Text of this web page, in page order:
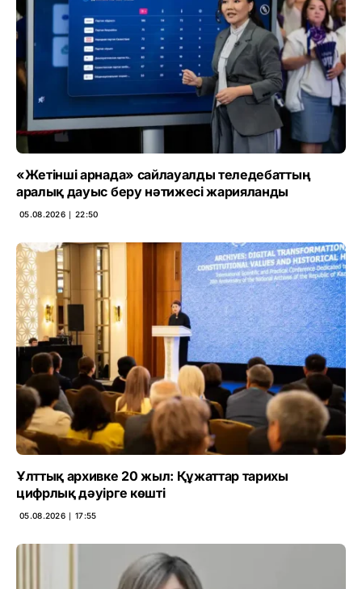
«Жетінші арнада» сайлауалды теледебаттың
аралық дауыс беру нәтижесі жарияланды
05.08.2026 ∣ 22:50
Ұлттық архивке 20 жыл: Құжаттар тарихы
цифрлық дәуірге көшті
05.08.2026 ∣ 17:55